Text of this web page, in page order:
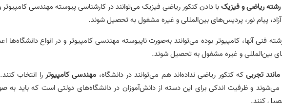
رشته ریاضی و فیزیکبا دادن کنکور ریاضی فیزیک می‌توانند در کارشناسی پیوسته مهندسی کامپیوتر
آزاد، پیام نور، پردیس‌های بین‌المللی و غیره مشغول به تحصیل شوند.
فنی آنها، کامپیوتر بوده می‌توانند به‌صورت ناپیوسته مهندسی کامپیوتر و در انواع دانشگاه‌ها
بین‌المللی و غیره مشغول به تحصیل شوند.
تجربیکه کنکور ریاضی نداده‌اند هم می‌توانند در دانشگاه، مهندسی کامپیوتررا انتخاب
می‌شوند و ظرفیت اندکی برای این دسته از دانش‌آموزان در دانشگاه‌های دولتی است که باید به